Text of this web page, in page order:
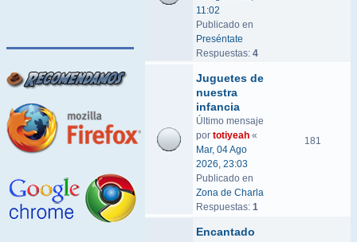
11:02
Publicado en
Preséntate
Respuestas: 4
Juguetes de
nuestra
infancia
Último mensaje
por totiyeah «
Mar, 04 Ago
2026, 23:03
Publicado en
Zona de Charla
Respuestas: 1
181
Encantado